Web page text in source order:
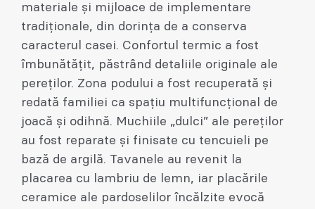
materiale și mijloace de implementare
tradiționale, din dorința de a conserva
caracterul casei. Confortul termic a fost
îmbunătățit, păstrând detaliile originale ale
pereților. Zona podului a fost recuperată și
redată familiei ca spațiu multifuncțional de
joacă și odihnă. Muchiile „dulci” ale pereților
au fost reparate și finisate cu tencuieli pe
bază de argilă. Tavanele au revenit la
placarea cu lambriu de lemn, iar placările
ceramice ale pardoselilor încălzite evocă